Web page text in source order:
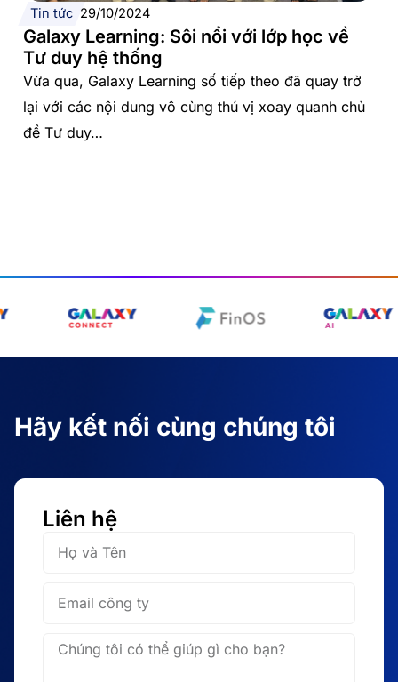
Tin tức 29/10/2024
Galaxy Learning: Sôi nổi với lớp học về
Tư duy hệ thống
Vừa qua, Galaxy Learning số tiếp theo đã quay trở
lại với các nội dung vô cùng thú vị xoay quanh chủ
đề Tư duy…
Hãy kết nối cùng chúng tôi
Liên hệ